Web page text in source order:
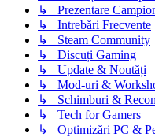
↳ Prezentare
↳ Intrebări Frecvente
↳ Steam Community
↳ Discuți Gaming
↳ Update & Noutăți
↳ Mod-uri &
↳ Schimburi &
↳ Tech for Gamers
↳ Optimizări PC &